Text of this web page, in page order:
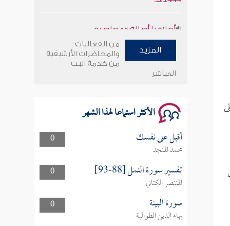
وأمنهم من خوف 9
سلسلة محاضرات نفحات رمضانية
1444هـ
المزيد
من الفعاليات
والمحاضرات الأرشيفية
من خدمة البث
المباشر
الأكثر استماعا لهذا الشهر
0 أقبل على نفسك
محمد المنجد
0
تفسير سورة النمل [88-93]
المنتصر الكتاني
0
سورة البينة
بهاء الدين الطوالبة